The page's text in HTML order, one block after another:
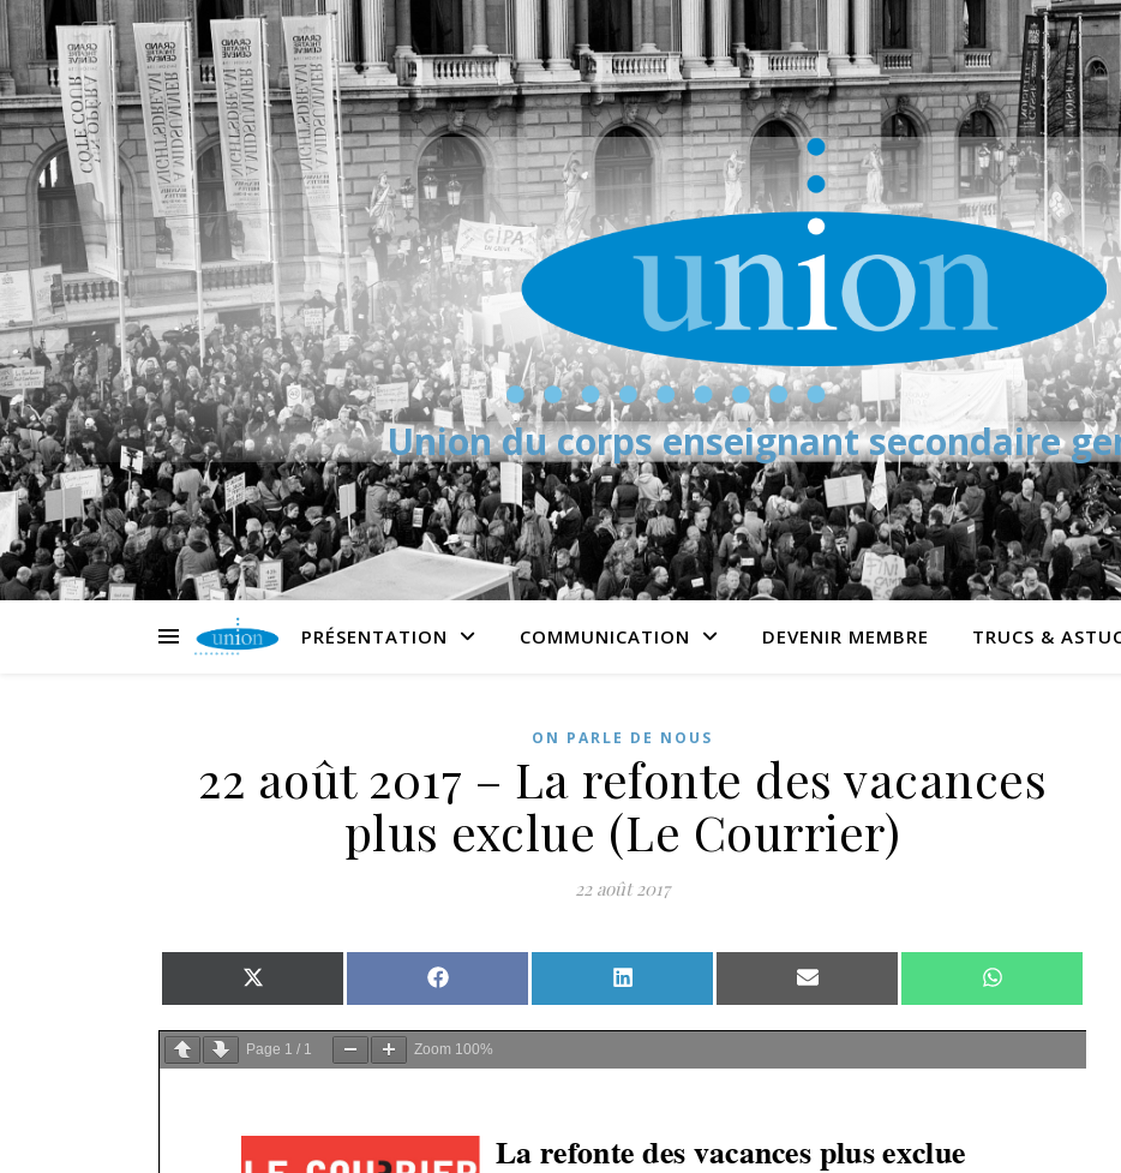
Union du corps enseignant secondaire
PRÉSENTATION COMMUNICATION DEVENIR MEMBRE TRUCS &
ON PARLE DE NOUS
22 août 2017 – La refonte des vacances
plus exclue (Le Courrier)
22 août 2017
Share on X (Twitter) Share on Facebook Share on LinkedIn Share on Email Share on
Page 1 / 1 Zoom 100%